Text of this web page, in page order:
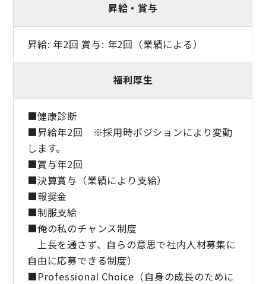
昇給・賞与
昇給: 年2回 賞与: 年2回（業績による）
福利厚生
■健康診断
■昇給年2回 ※採⽤時ポジションにより変動
します。
■賞与年2回
■決算賞与（業績により⽀給）
■報奨⾦
■制服支給
■俺の私のチャンス制度
上長を通さず、自らの意思で社内人材募集に
自由に応募できる制度）
■Professional Choice（自身の成長のために